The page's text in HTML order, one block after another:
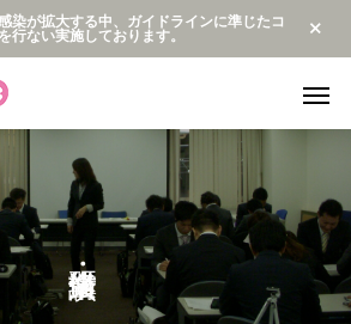
染が拡大する中、ガイドラインに準じたコ
行ない実施しております。